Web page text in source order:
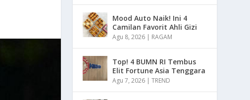
Mood Auto Naik! Ini 4
Camilan Favorit Ahli Gizi
Agu 8, 2026 | RAGAM
Top! 4 BUMN RI Tembus
Elit Fortune Asia Tenggara
Agu 7, 2026 |TREND